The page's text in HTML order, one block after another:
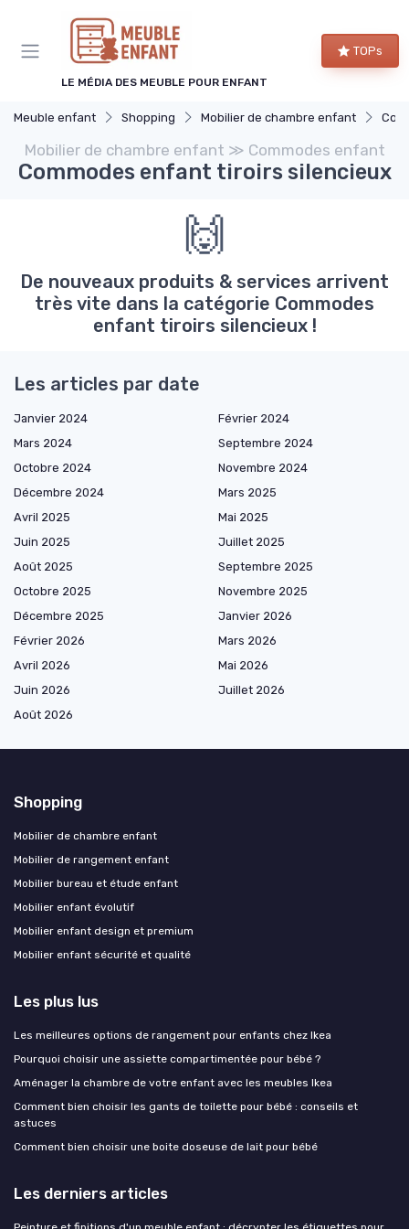
LE MÉDIA DES MEUBLE POUR ENFANT
TOPs
Meuble enfant Shopping Mobilier de chambre enfant
Mobilier de chambre enfant ≫ Commodes enfant
Commodes enfant tiroirs silencieux
🙌
De nouveaux produits & services arrivent
très vite dans la catégorie Commodes
enfant tiroirs silencieux !
Les articles par date
Janvier 2024
Février 2024
Mars 2024
Septembre 2024
Octobre 2024
Novembre 2024
Décembre 2024
Mars 2025
Avril 2025
Mai 2025
Juin 2025
Juillet 2025
Août 2025
Septembre 2025
Octobre 2025
Novembre 2025
Décembre 2025
Janvier 2026
Février 2026
Mars 2026
Avril 2026
Mai 2026
Juin 2026
Juillet 2026
Août 2026
Shopping
Mobilier de chambre enfant
Mobilier de rangement enfant
Mobilier bureau et étude enfant
Mobilier enfant évolutif
Mobilier enfant design et premium
Mobilier enfant sécurité et qualité
Les plus lus
Les meilleures options de rangement pour enfants chez Ikea
Pourquoi choisir une assiette compartimentée pour bébé ?
Aménager la chambre de votre enfant avec les meubles Ikea
Comment bien choisir les gants de toilette pour bébé : conseils et
astuces
Comment bien choisir une boite doseuse de lait pour bébé
Les derniers articles